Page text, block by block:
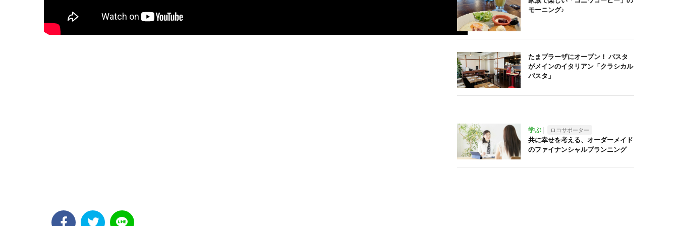
モーニング♪
たまプラーザにオープン！ パスタ
がメインのイタリアン「クラシカル
パスタ」
学ぶ ロコサポーター
共に幸せを考える、オーダーメイド
のファイナンシャルプランニング